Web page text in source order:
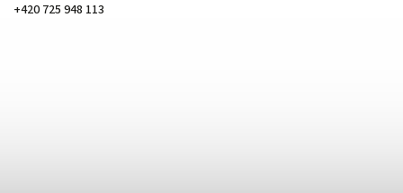
+420 725 948 113